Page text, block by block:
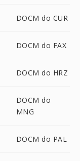
DOCM do CUR
DOCM do FAX
DOCM do HRZ
DOCM do
MNG
DOCM do PAL